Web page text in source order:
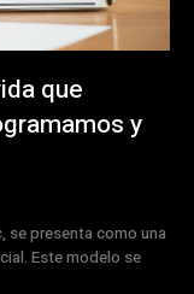
que
y
se presenta como una
Este modelo se